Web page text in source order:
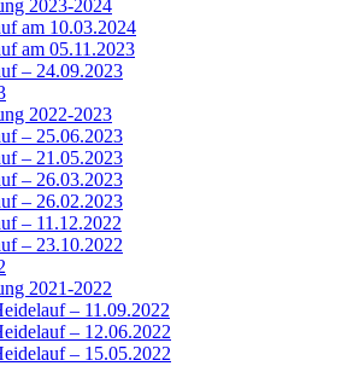
2023-2024
am 10.03.2024
am 05.11.2023
– 24.09.2023
2022-2023
– 25.06.2023
– 21.05.2023
– 26.03.2023
– 26.02.2023
– 11.12.2022
– 23.10.2022
2021-2022
– 11.09.2022
– 12.06.2022
– 15.05.2022